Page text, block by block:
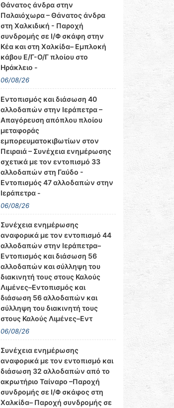
Θάνατος άνδρα στην
Παλαιόχωρα – Θάνατος άνδρα
στη Χαλκιδική - Παροχή
συνδρομής σε Ι/Φ σκάφη στην
Κέα και στη Χαλκίδα– Εμπλοκή
κάβου Ε/Γ-Ο/Γ πλοίου στο
Ηράκλειο -
06/08/26
Εντοπισμός και διάσωση 40
αλλοδαπών στην Ιεράπετρα –
Απαγόρευση απόπλου πλοίου
μεταφοράς
εμπορευματοκιβωτίων στον
Πειραιά – Συνέχεια ενημέρωσης
σχετικά με τον εντοπισμό 33
αλλοδαπών στη Γαύδο -
Εντοπισμός 47 αλλοδαπών στην
Ιεράπετρα -
06/08/26
Συνέχεια ενημέρωσης
αναφορικά με τον εντοπισμό 44
αλλοδαπών στην Ιεράπετρα–
Εντοπισμός και διάσωση 56
αλλοδαπών και σύλληψη του
διακινητή τους στους Καλούς
Λιμένες–Εντοπισμός και
διάσωση 56 αλλοδαπών και
σύλληψη του διακινητή τους
στους Καλούς Λιμένες–Εντ
06/08/26
Συνέχεια ενημέρωσης
αναφορικά με τον εντοπισμό και
διάσωση 32 αλλοδαπών από το
ακρωτήριο Ταίναρο –Παροχή
συνδρομής σε Ι/Φ σκάφος στη
Χαλκίδα– Παροχή συνδρομής σε